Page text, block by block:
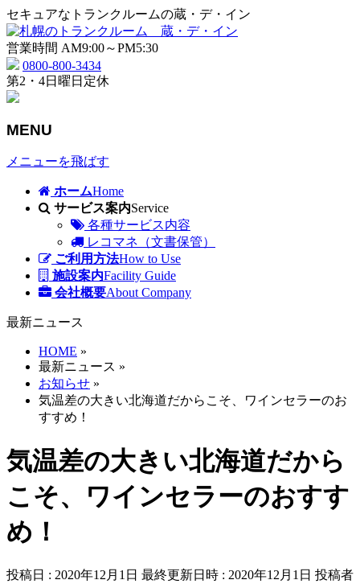
セキュアなトランクルームの蔵・デ・イン
営業時間 AM9:00～PM5:30
0800-800-3434
第2・4日曜日定休
MENU
メニューを飛ばす
ホームHome
サービス案内Service
各種サービス内容
レコマネ（文書保管）
ご利用方法How to Use
施設案内Facility Guide
会社概要About Company
最新ニュース
HOME »
最新ニュース »
お知らせ »
気温差の大きい北海道だからこそ、ワインセラーのお
すすめ！
気温差の大きい北海道だから
こそ、ワインセラーのおすす
め！
投稿日 : 2020年12月1日 最終更新日時 : 2020年12月1日 投稿者